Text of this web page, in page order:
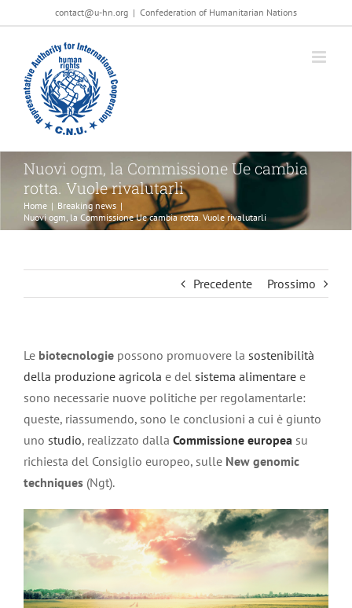
al
contenuto
contact@u-hn.org | Confederation of Humanitarian Nations
Nuovi ogm, la Commissione Ue cambia
rotta. Vuole rivalutarli
Home | Breaking news |
Nuovi ogm, la Commissione Ue cambia rotta. Vuole rivalutarli
Precedente Prossimo
Le biotecnologie possono promuovere la sostenibilità
della produzione agricola e del sistema alimentare e
sono necessarie nuove politiche per regolamentarle:
queste, riassumendo, sono le conclusioni a cui è giunto
uno studio, realizzato dalla Commissione europea su
richiesta del Consiglio europeo, sulle New genomic
techniques (Ngt).